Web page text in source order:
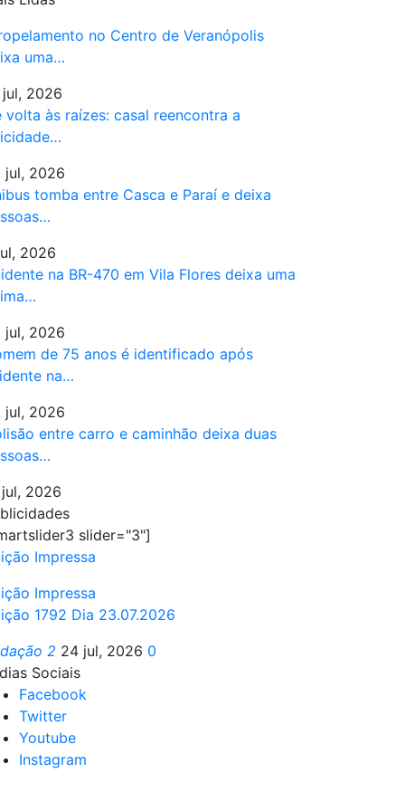
no Centro de Veranópolis
uma…
jul, 2026
volta às raízes: casal reencontra a
jul, 2026
tomba entre Casca e Paraí e deixa
2026
na BR-470 em Vila Flores deixa uma
jul, 2026
de 75 anos é identificado após
na…
jul, 2026
entre carro e caminhão deixa duas
jul, 2026
slider="3"]
Impressa
Impressa
1792 Dia 23.07.2026
2 24 jul, 2026 0
Sociais
Facebook
Twitter
Youtube
Instagram